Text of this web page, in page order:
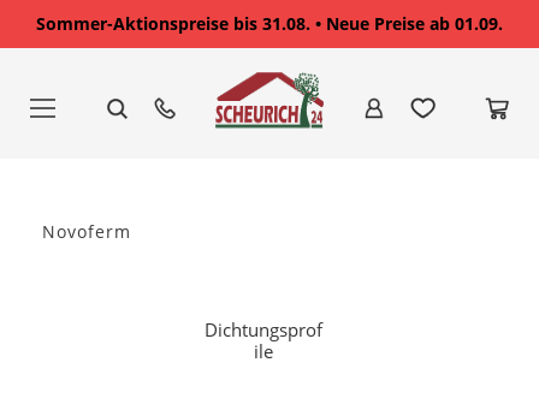
Sommer-Aktionspreise bis 31.08. • Neue Preise ab 01.09.
springen
Novoferm
Dichtungsprof
ile